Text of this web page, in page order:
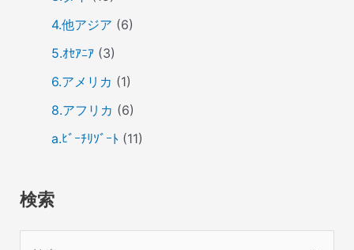
4.他アジア (6)
5.ｵｾｱﾆｱ(3)
6.アメリカ (1)
8.アフリカ (6)
a.ﾋﾞｰﾁﾘｿﾞｰﾄ (11)
検索